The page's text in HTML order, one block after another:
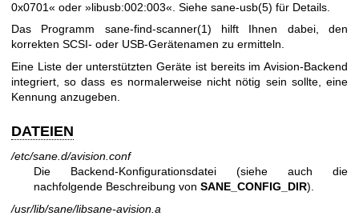
0x0701« oder »libusb:002:003«. Siehe sane-usb(5) für Details.
Das Programm sane-find-scanner(1) hilft Ihnen dabei, den
korrekten SCSI- oder USB-Gerätenamen zu ermitteln.
Eine Liste der unterstützten Geräte ist bereits im Avision-Backend
integriert, so dass es normalerweise nicht nötig sein sollte, eine
Kennung anzugeben.
DATEIEN
/etc/sane.d/avision.conf
Die Backend-Konfigurationsdatei (siehe auch die
nachfolgende Beschreibung von SANE_CONFIG_DIR).
/usr/lib/sane/libsane-avision.a